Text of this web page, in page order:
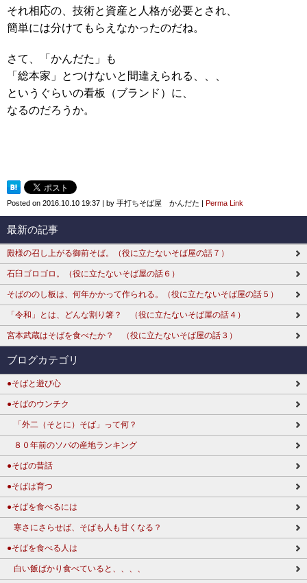
それ相応の、技術と資産と人格が必要とされ、
簡単には分けてもらえなかったのだね。
さて、「かんだた」も
「総本家」とつけないと間違えられる、、、
というぐらいの看板（ブランド）に、
なるのだろうか。
Posted on 2016.10.10 19:37 | by 手打ちそば屋 かんだた | Perma Link
最新の記事
殿様の召し上がる御前そば。（役に立たないそば屋の話７）
石臼ゴロゴロ。（役に立たないそば屋の話６）
そばののし板は、何年かかって作られる。（役に立たないそば屋の話５）
「令和」とは、どんな割り箸？ （役に立たないそば屋の話４）
宮本武蔵はそばを食べたか？ （役に立たないそば屋の話３）
ブログカテゴリ
●そばと遊び心
●そばのウンチク
「外二（そとに）そば」って何？
８０年前のソバの産地ランキング
●そばの昔話
●そばは育つ
●そばを食べるには
寒さにさらせば、そばも人も甘くなる？
●そばを食べる人は
白い飯ばかり食べていると、、、、